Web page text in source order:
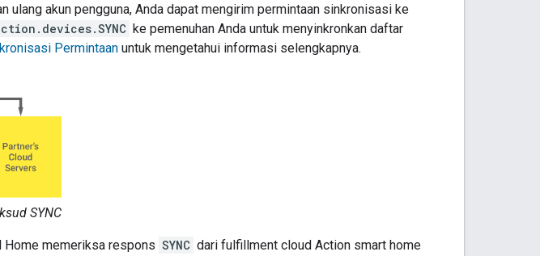
ulang akun pengguna, Anda dapat mengirim permintaan sinkronisasi ke
ke pemenuhan Anda untuk menyinkronkan daftar
Permintaan untuk mengetahui informasi selengkapnya.
SYNC
Home memeriksa respons SYNC dari fulfillment cloud Action smart home